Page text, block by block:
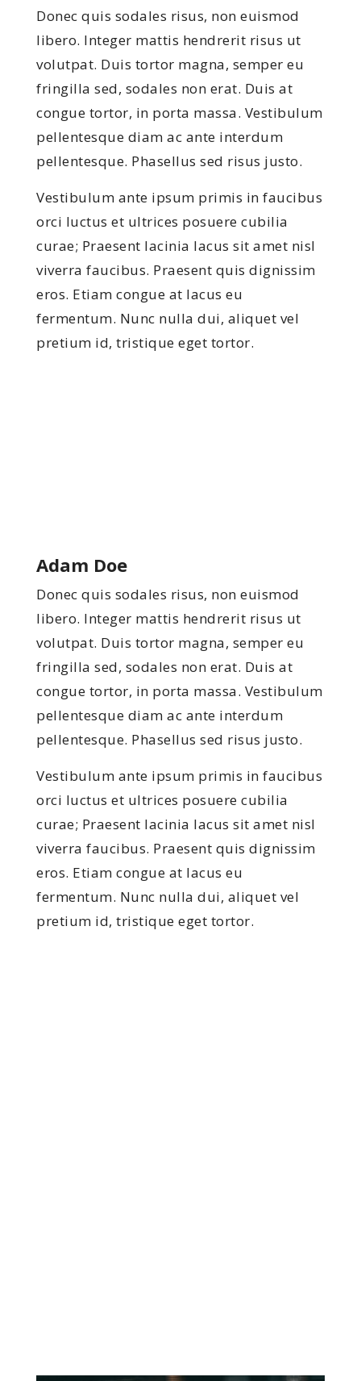
Donec quis sodales risus, non euismod
libero. Integer mattis hendrerit risus ut
volutpat. Duis tortor magna, semper eu
fringilla sed, sodales non erat. Duis at
congue tortor, in porta massa. Vestibulum
pellentesque diam ac ante interdum
pellentesque. Phasellus sed risus justo.
Vestibulum ante ipsum primis in faucibus
orci luctus et ultrices posuere cubilia
curae; Praesent lacinia lacus sit amet nisl
viverra faucibus. Praesent quis dignissim
eros. Etiam congue at lacus eu
fermentum. Nunc nulla dui, aliquet vel
pretium id, tristique eget tortor.
Adam Doe
Donec quis sodales risus, non euismod
libero. Integer mattis hendrerit risus ut
volutpat. Duis tortor magna, semper eu
fringilla sed, sodales non erat. Duis at
congue tortor, in porta massa. Vestibulum
pellentesque diam ac ante interdum
pellentesque. Phasellus sed risus justo.
Vestibulum ante ipsum primis in faucibus
orci luctus et ultrices posuere cubilia
curae; Praesent lacinia lacus sit amet nisl
viverra faucibus. Praesent quis dignissim
eros. Etiam congue at lacus eu
fermentum. Nunc nulla dui, aliquet vel
pretium id, tristique eget tortor.